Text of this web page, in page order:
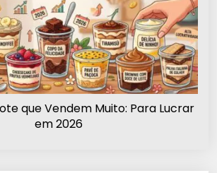
que Vendem Muito: Para Lucrar
em 2026